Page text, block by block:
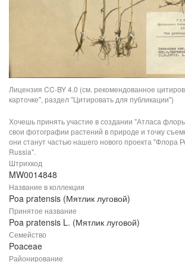
Лицензия CC-BY 4.0 (см. рекомендованное
карточке", раздел "Цитировать для публикации")
Хочешь принять участие в создании "Атласа
свои фотографии растений в природе и точку
они станут частью нашего нового проекта "Флора
Russia".
Штрихкод
MW0014848
Название в коллекции
Poa pratensis (Мятлик луговой)
Принятое название
Poa pratensis L. (Мятлик луговой)
Семейство
Poaceae
Районирование